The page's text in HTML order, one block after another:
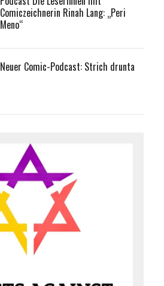
Comiczeichnerin Rinah Lang: „Peri
Meno“
Neuer Comic-Podcast: Strich drunta